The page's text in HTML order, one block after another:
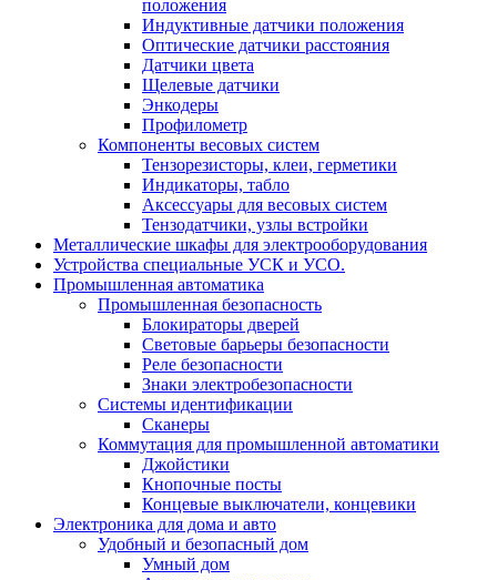
положения
Индуктивные датчики положения
Оптические датчики расстояния
Датчики цвета
Щелевые датчики
Энкодеры
Профилометр
Компоненты весовых систем
Тензорезисторы, клеи, герметики
Индикаторы, табло
Аксессуары для весовых систем
Тензодатчики, узлы встройки
Металлические шкафы для электрооборудования
Устройства специальные УСК и УСО.
Промышленная автоматика
Промышленная безопасность
Блокираторы дверей
Световые барьеры безопасности
Реле безопасности
Знаки электробезопасности
Системы идентификации
Сканеры
Коммутация для промышленной автоматики
Джойстики
Кнопочные посты
Концевые выключатели, концевики
Электроника для дома и авто
Удобный и безопасный дом
Умный дом